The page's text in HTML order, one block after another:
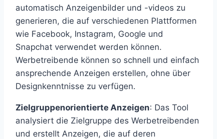
automatisch Anzeigenbilder und -videos zu
generieren, die auf verschiedenen Plattformen
wie Facebook, Instagram, Google und
Snapchat verwendet werden können.
Werbetreibende können so schnell und einfach
ansprechende Anzeigen erstellen, ohne über
Designkenntnisse zu verfügen.
Zielgruppenorientierte Anzeigen: Das Tool
analysiert die Zielgruppe des Werbetreibenden
und erstellt Anzeigen, die auf deren